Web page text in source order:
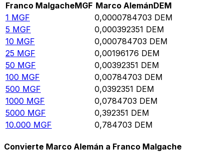
Franco MalgacheMGF Marco AlemánDEM
1 MGF 0,0000784703 DEM
5 MGF 0,000392351 DEM
10 MGF 0,000784703 DEM
25 MGF 0,00196176 DEM
50 MGF 0,00392351 DEM
100 MGF 0,00784703 DEM
500 MGF 0,0392351 DEM
1000 MGF 0,0784703 DEM
5000 MGF 0,392351 DEM
10.000 MGF 0,784703 DEM
Convierte Marco Alemán a Franco Malgache